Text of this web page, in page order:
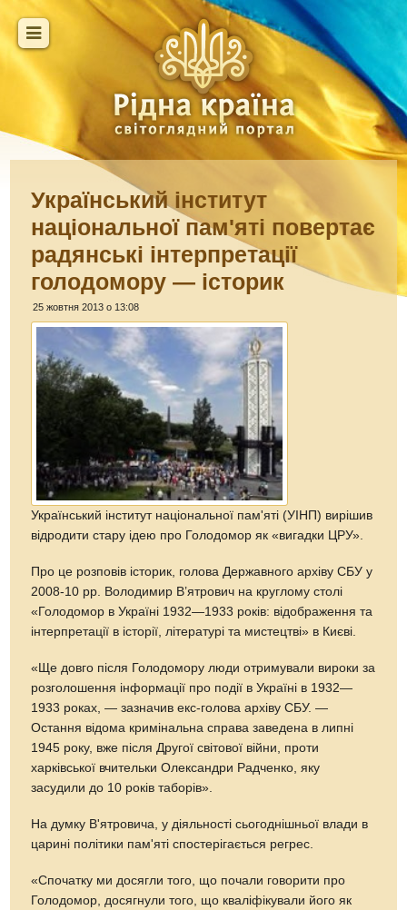
Український інститут
національної пам'яті повертає
радянські інтерпретації
голодомору — історик
25 жовтня 2013 о 13:08
Український інститут національної пам'яті (УІНП) вирішив
відродити стару ідею про Голодомор як «вигадки ЦРУ».
Про це розповів історик, голова Державного архіву СБУ у
2008-10 рр. Володимир В’ятрович на круглому столі
«Голодомор в Україні 1932—1933 років: відображення та
інтерпретації в історії, літературі та мистецтві» в Києві.
«Ще довго після Голодомору люди отримували вироки за
розголошення інформації про події в Україні в 1932—
1933 роках, — зазначив екс-голова архіву СБУ. —
Остання відома кримінальна справа заведена в липні
1945 року, вже після Другої світової війни, проти
харківської вчительки Олександри Радченко, яку
засудили до 10 років таборів».
На думку В'ятровича, у діяльності сьогоднішньої влади в
царині політики пам'яті спостерігається регрес.
«Спочатку ми досягли того, що почали говорити про
Голодомор, досягнули того, що кваліфікували його як